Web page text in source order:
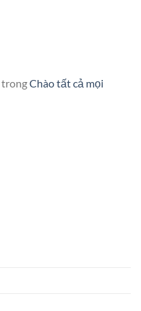
trongChào tất cả mọi